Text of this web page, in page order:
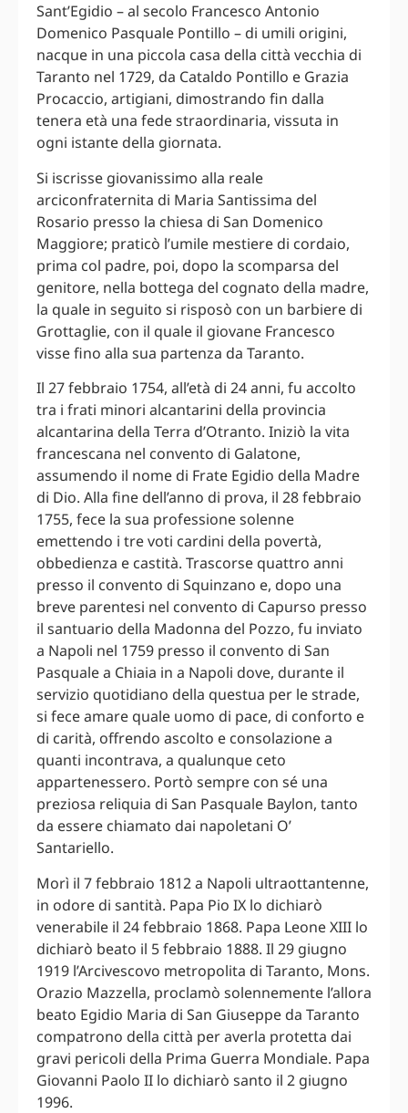
Sant’Egidio – al secolo Francesco Antonio
Domenico Pasquale Pontillo – di umili origini,
nacque in una piccola casa della città vecchia di
Taranto nel 1729, da Cataldo Pontillo e Grazia
Procaccio, artigiani, dimostrando fin dalla
tenera età una fede straordinaria, vissuta in
ogni istante della giornata.
Si iscrisse giovanissimo alla reale
arciconfraternita di Maria Santissima del
Rosario presso la chiesa di San Domenico
Maggiore; praticò l’umile mestiere di cordaio,
prima col padre, poi, dopo la scomparsa del
genitore, nella bottega del cognato della madre,
la quale in seguito si risposò con un barbiere di
Grottaglie, con il quale il giovane Francesco
visse fino alla sua partenza da Taranto.
Il 27 febbraio 1754, all’età di 24 anni, fu accolto
tra i frati minori alcantarini della provincia
alcantarina della Terra d’Otranto. Iniziò la vita
francescana nel convento di Galatone,
assumendo il nome di Frate Egidio della Madre
di Dio. Alla fine dell’anno di prova, il 28 febbraio
1755, fece la sua professione solenne
emettendo i tre voti cardini della povertà,
obbedienza e castità. Trascorse quattro anni
presso il convento di Squinzano e, dopo una
breve parentesi nel convento di Capurso presso
il santuario della Madonna del Pozzo, fu inviato
a Napoli nel 1759 presso il convento di San
Pasquale a Chiaia in a Napoli dove, durante il
servizio quotidiano della questua per le strade,
si fece amare quale uomo di pace, di conforto e
di carità, offrendo ascolto e consolazione a
quanti incontrava, a qualunque ceto
appartenessero. Portò sempre con sé una
preziosa reliquia di San Pasquale Baylon, tanto
da essere chiamato dai napoletani O’
Santariello.
Morì il 7 febbraio 1812 a Napoli ultraottantenne,
in odore di santità. Papa Pio IX lo dichiarò
venerabile il 24 febbraio 1868. Papa Leone XIII lo
dichiarò beato il 5 febbraio 1888. Il 29 giugno
1919 l’Arcivescovo metropolita di Taranto, Mons.
Orazio Mazzella, proclamò solennemente l’allora
beato Egidio Maria di San Giuseppe da Taranto
compatrono della città per averla protetta dai
gravi pericoli della Prima Guerra Mondiale. Papa
Giovanni Paolo II lo dichiarò santo il 2 giugno
1996.